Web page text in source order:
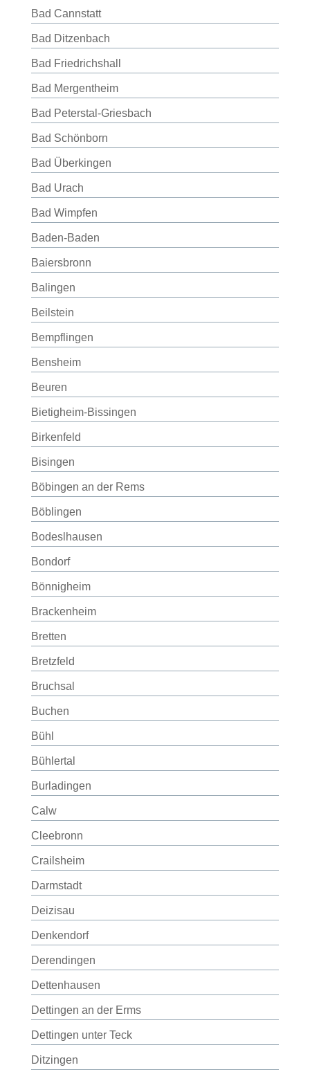
Bad Cannstatt
Bad Ditzenbach
Bad Friedrichshall
Bad Mergentheim
Bad Peterstal-Griesbach
Bad Schönborn
Bad Überkingen
Bad Urach
Bad Wimpfen
Baden-Baden
Baiersbronn
Balingen
Beilstein
Bempflingen
Bensheim
Beuren
Bietigheim-Bissingen
Birkenfeld
Bisingen
Böbingen an der Rems
Böblingen
Bodeslhausen
Bondorf
Bönnigheim
Brackenheim
Bretten
Bretzfeld
Bruchsal
Buchen
Bühl
Bühlertal
Burladingen
Calw
Cleebronn
Crailsheim
Darmstadt
Deizisau
Denkendorf
Derendingen
Dettenhausen
Dettingen an der Erms
Dettingen unter Teck
Ditzingen